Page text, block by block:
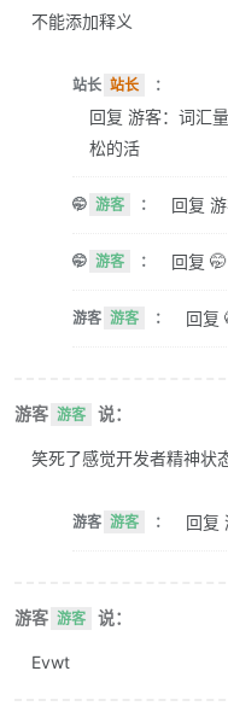
不能添加释义
站长 站长 ：
回复 游客：词汇
松的活
🤭 游客 ： 回复
🤭 游客 ： 回复
游客 游客 ： 回复
游客 游客 说：
笑死了感觉开发者精神状
游客 游客 ： 回复
游客 游客 说：
Evwt